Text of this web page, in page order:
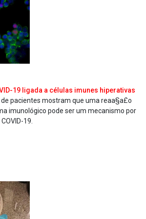
19 ligada a células imunes hiperativas
pacientes mostram que uma reaa§a£o
imunológico pode ser um mecanismo por
19.